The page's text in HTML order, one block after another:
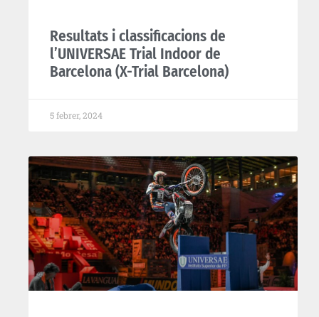
Resultats i classificacions de
l’UNIVERSAE Trial Indoor de
Barcelona (X-Trial Barcelona)
5 febrer, 2024